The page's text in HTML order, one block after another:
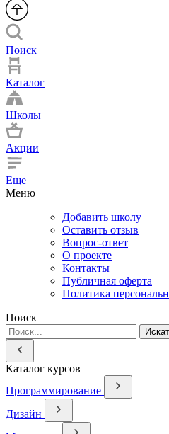
Поиск
Каталог
Школы
Акции
Еще
Меню
Добавить школу
Оставить отзыв
Вопрос-ответ
О проекте
Контакты
Публичная оферта
Политика
Поиск
Каталог курсов
Программирование
Дизайн